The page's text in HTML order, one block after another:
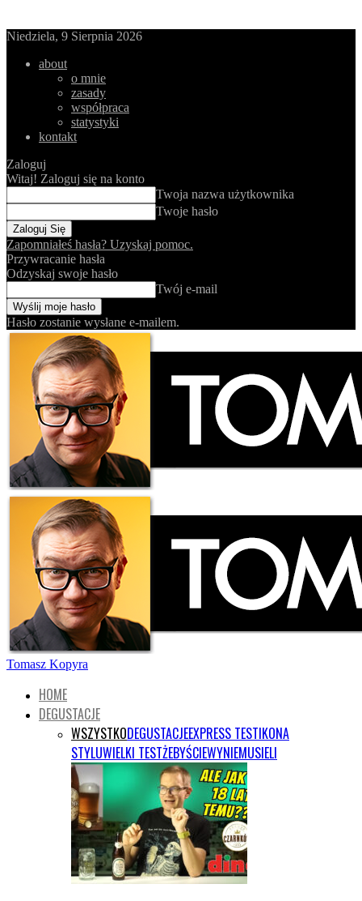
Niedziela, 9 Sierpnia 2026
about
o mnie
zasady
współpraca
statystyki
kontakt
Zaloguj
Witaj! Zaloguj się na konto
Twoja nazwa użytkownika
Twoje hasło
Zapomniałeś hasła? Uzyskaj pomoc.
Przywracanie hasła
Odzyskaj swoje hasło
Twój e-mail
Hasło zostanie wysłane e-mailem.
Tomasz Kopyra
HOME
DEGUSTACJE
WSZYSTKODEGUSTACJEEXPRESS TESTIKONA
STYLUWIELKI TESTŻEBYŚCIEWYNIEMUSIELI